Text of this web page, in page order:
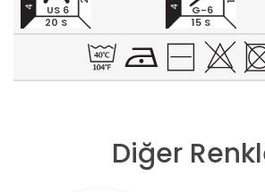
20 S
US 6
15 S
G-6
Diğer